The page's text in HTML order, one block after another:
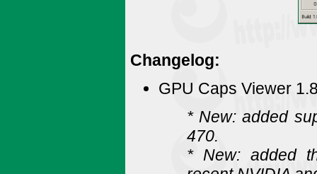
Changelog:
GPU Caps Viewer
* New: added
470.
* New: added